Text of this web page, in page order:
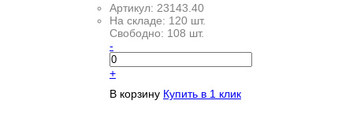
Артикул: 23143.40
На складе: 120 шт.
Свободно: 108 шт.
-
+
В корзину Купить в 1 клик